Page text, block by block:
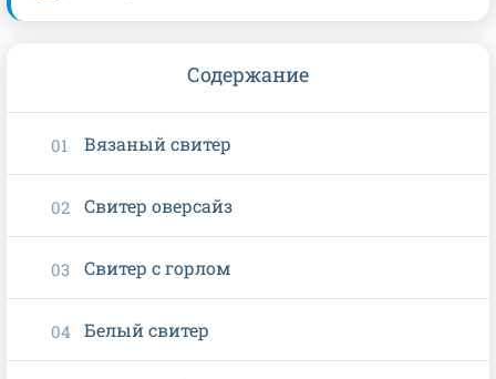
Содержание
Вязаный свитер
Свитер оверсайз
Свитер с горлом
Белый свитер